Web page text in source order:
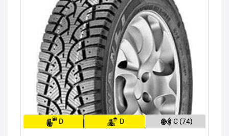
D D C (74)